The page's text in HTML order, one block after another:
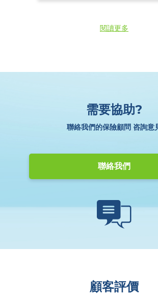
閱讀更多
需要協助?
聯絡我們的保險顧問 咨詢意
聯絡我們
顧客評價